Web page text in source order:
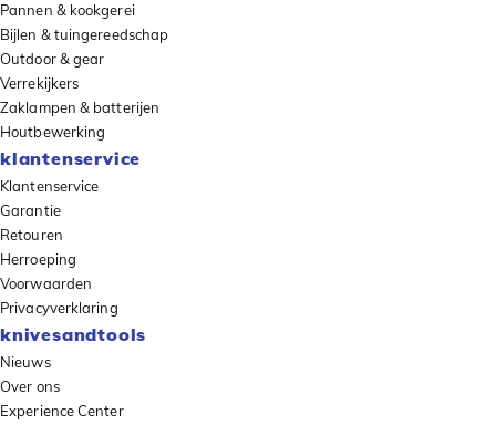
Pannen & kookgerei
Bijlen & tuingereedschap
Outdoor & gear
Verrekijkers
Zaklampen & batterijen
Houtbewerking
klantenservice
Klantenservice
Garantie
Retouren
Herroeping
Voorwaarden
Privacyverklaring
knivesandtools
Nieuws
Over ons
Experience Center